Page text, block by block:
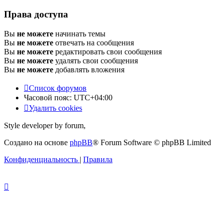
Права доступа
Вы не можете начинать темы
Вы не можете отвечать на сообщения
Вы не можете редактировать свои сообщения
Вы не можете удалять свои сообщения
Вы не можете добавлять вложения
Список форумов
Часовой пояс: UTC+04:00
Удалить cookies
Style developer by forum,
Создано на основе phpBB® Forum Software © phpBB Limited
Конфиденциальность | Правила